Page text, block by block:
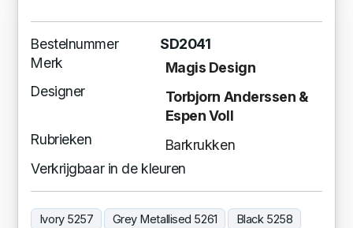
Bestelnummer
SD2041
Merk
Magis Design
Designer
Torbjorn Anderssen &
Espen Voll
Rubrieken
Barkrukken
Verkrijgbaar in de kleuren
Ivory 5257 Grey Metallised 5261
Black 5258